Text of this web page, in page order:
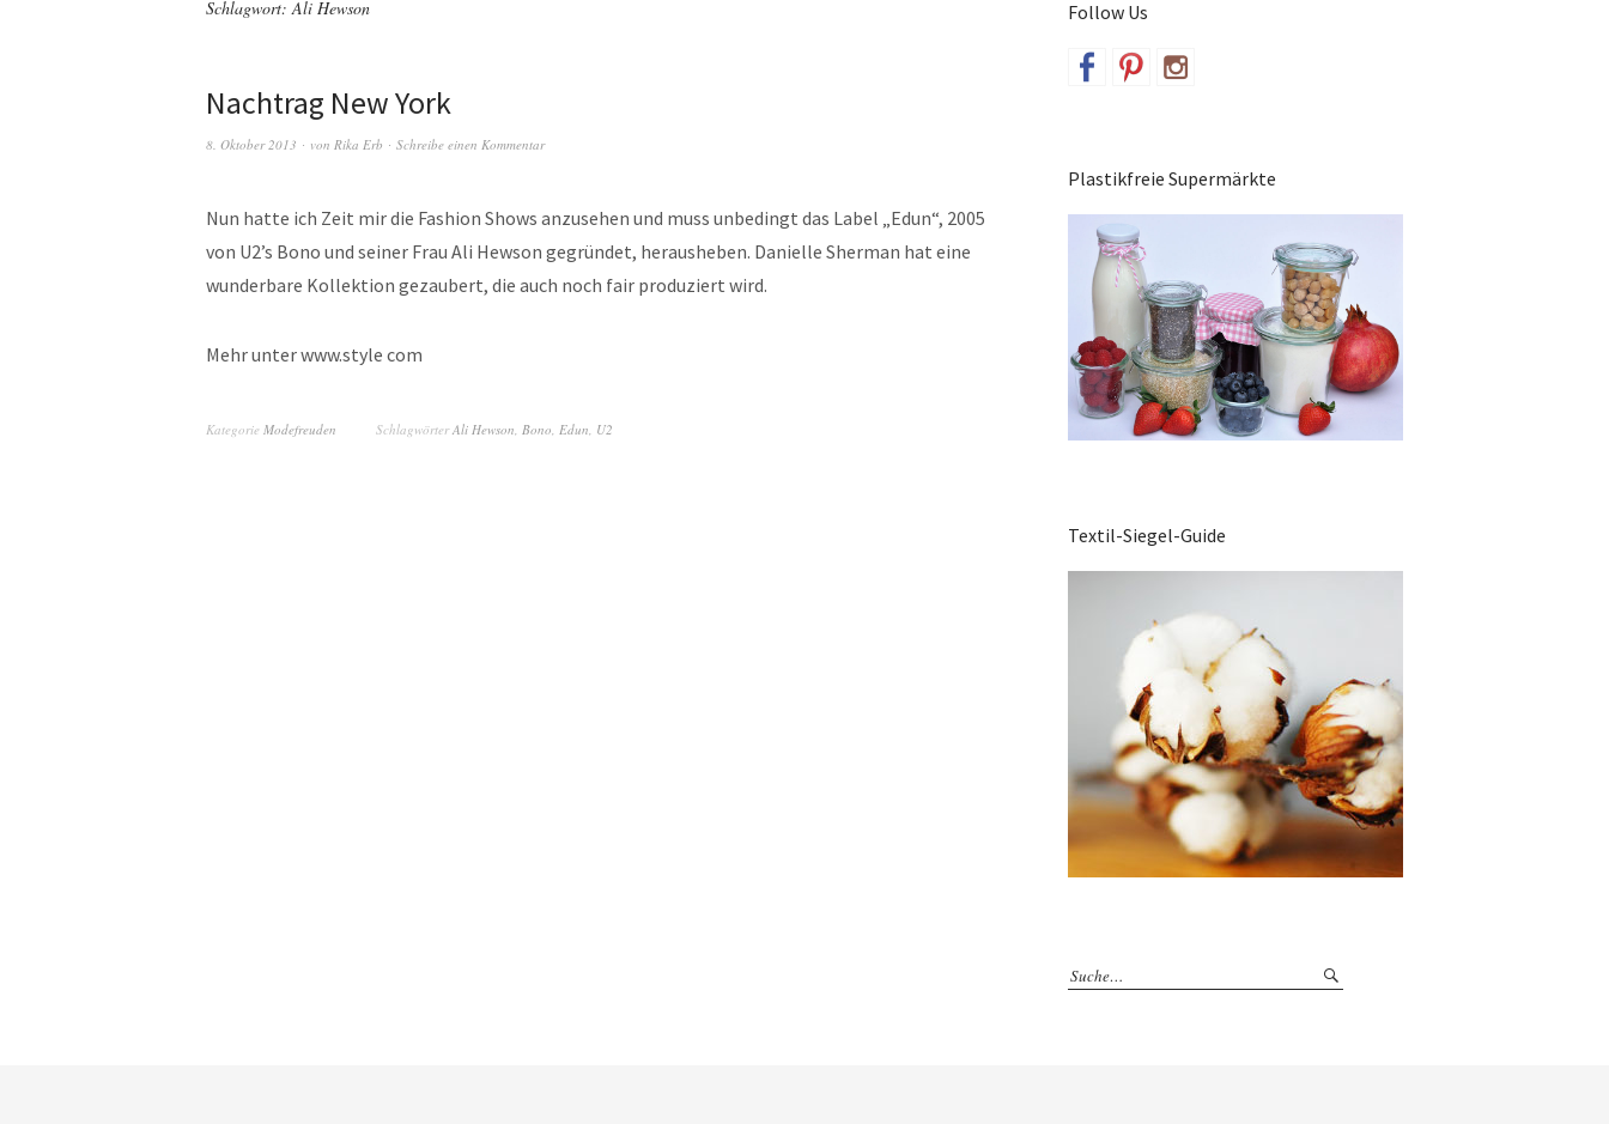
Schlagwort:Ali Hewson
Nachtrag New York
8. Oktober 2013 von Rika Erb Schreibe einen Kommentar
Nun hatte ich Zeit mir die Fashion Shows anzusehen und muss unbedingt das Label „Edun“, 2005
von U2’s Bono und seiner Frau Ali Hewson gegründet, herausheben. Danielle Sherman hat eine
wunderbare Kollektion gezaubert, die auch noch fair produziert wird.
Mehr unter www.style com
Kategorie Modefreuden SchlagwörterAli Hewson, Bono, Edun, U2
Follow Us
Plastikfreie Supermärkte
Textil-Siegel-Guide